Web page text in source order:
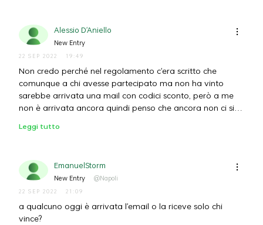
Alessio D'Aniello
New Entry
22 SEP 2022 19:49
Non credo perché nel regolamento c'era scritto che
comunque a chi avesse partecipato ma non ha vinto
sarebbe arrivata una mail con codici sconto, però a me
non è arrivata ancora quindi penso che ancora non ci sia
Leggi tutto
EmanuelStorm
New Entry @Napoli
22 SEP 2022 21:09
a qualcuno oggi è arrivata l'email o la riceve solo chi
vince?